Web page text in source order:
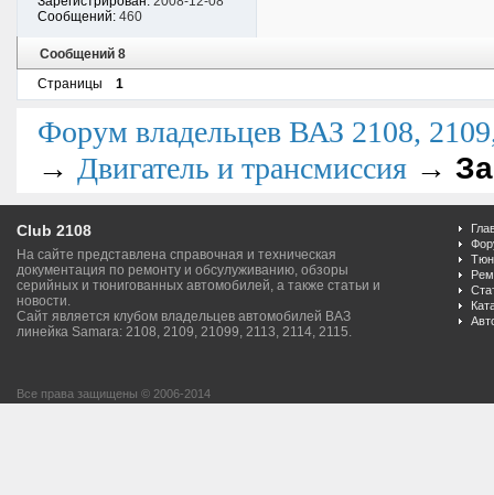
Сообщений: 460
Сообщений 8
Страницы
1
Форум владельцев ВАЗ 2108,
→ Двигатель и трансмиссия →
Club 2108
На сайте представлена справочная и техническая
документация по ремонту и обсулуживанию, обзоры
серийных и тюнигованных автомобилей, а также статьи и
новости.
Сайт является клубом владельцев автомобилей ВАЗ
линейка Samara: 2108, 2109, 21099, 2113, 2114, 2115.
Все права защищены © 2006-2014